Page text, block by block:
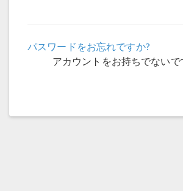
パスワードをお忘れですか?
アカウントをお持ちでないで